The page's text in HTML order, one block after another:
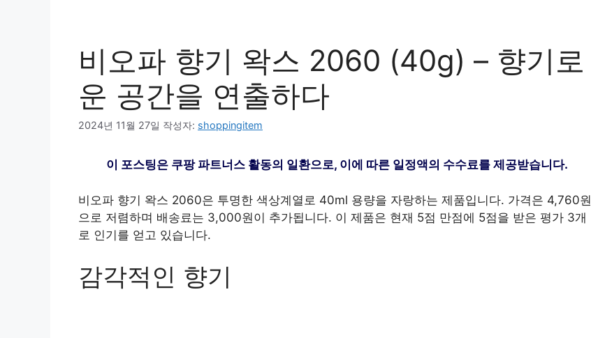
비오파 향기 왁스 2060 (40g) – 향기로
운 공간을 연출하다
2024년 11월 27일 작성자: shoppingitem
이 포스팅은 쿠팡 파트너스 활동의 일환으로, 이에 따른 일정액의 수수료를 제공받습니다.
비오파 향기 왁스 2060은 투명한 색상계열로 40ml 용량을 자랑하는 제품입니다. 가격은 4,760원
으로 저렴하며 배송료는 3,000원이 추가됩니다. 이 제품은 현재 5점 만점에 5점을 받은 평가 3개
로 인기를 얻고 있습니다.
감각적인 향기